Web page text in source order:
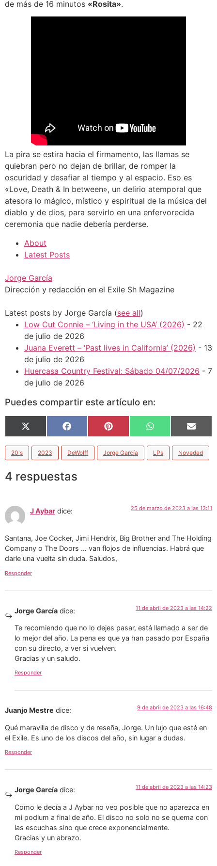
de más de 16 minutos «Rosita».
La pira se estira hacia el firmamento, las llamas se
quiebran pero no dejan de brillar, de romper la
oscuridad y desafiar al tiempo y al espacio. Eso es
«Love, Death & In between», un delirio atemporal que
atesora lo mágico, místico y espiritual de la música del
diablo y de dios, para servirlo en una enfervorecida
ceremonia que nadie debería perderse.
About
Latest Posts
Jorge García
Dirección y redacción en el Exile Sh Magazine
Latest posts by Jorge García (see all)
Low Cut Connie – ‘Living in the USA’ (2026) - 22
de julio de 2026
Juana Everett – ‘Past lives in California’ (2026) - 13
de julio de 2026
Huercasa Country Festival: Sábado 04/07/2026 - 7
de julio de 2026
Puedes compartir este artículo en:
X
(Twitter)
Facebook Pinterest WhatsApp Email
20's 2023 DeWolff Jorge García LPs Novedad
4 respuestas
J Aybar dice: 25 de marzo de 2023 a las 13:11
Santana, Joe Cocker, Jimi Hendrix, Big Brother and The Holding
Company o The Doors … van flojos de influencias. Habrá que
darle una vuelta sin duda. Saludos,
Responder
Jorge García dice: 11 de abril de 2023 a las 14:22
Te recomiendo que no lo dejes pasar, está llamado a ser de
lo mejor del año. La pena es que ya han pasado por España
con su directo, a ver si vuelven.
Gracias y un saludo.
Responder
Juanjo Mestre dice: 9 de abril de 2023 a las 16:48
Qué maravilla de disco y de reseña, Jorge. Un lujo que esté en
el Exile. Es uno de los discos del año, sin lugar a dudas.
Responder
Jorge García dice: 11 de abril de 2023 a las 14:23
Como le decía a J Aybar no veo posible que no aparezca en
mi podium a final de año. El disco no solo no se quema con
las escuchas sino que crece exponencialmente.
Gracias y un abrazo.
Responder